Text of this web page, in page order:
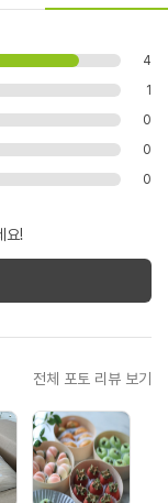
4
1
0
0
0
요!
전체 포토 리뷰 보기